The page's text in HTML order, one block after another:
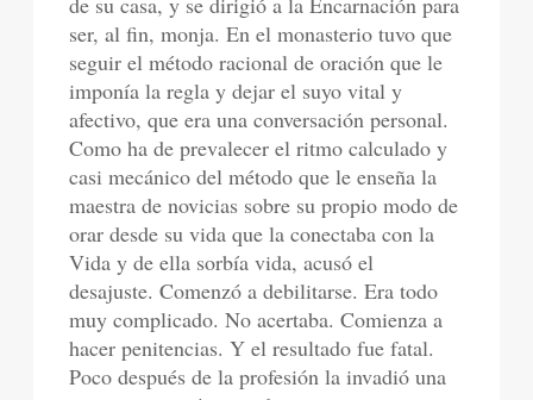
ser, al fin, monja. En el monasterio tuvo que
seguir el método racional de oración que le
imponía la regla y dejar el suyo vital y
afectivo, que era una conversación personal.
Como ha de prevalecer el ritmo calculado y
casi mecánico del método que le enseña la
maestra de novicias sobre su propio modo de
orar desde su vida que la conectaba con la
Vida y de ella sorbía vida, acusó el
desajuste. Comenzó a debilitarse. Era todo
muy complicado. No acertaba. Comienza a
hacer penitencias. Y el resultado fue fatal.
Poco después de la profesión la invadió una